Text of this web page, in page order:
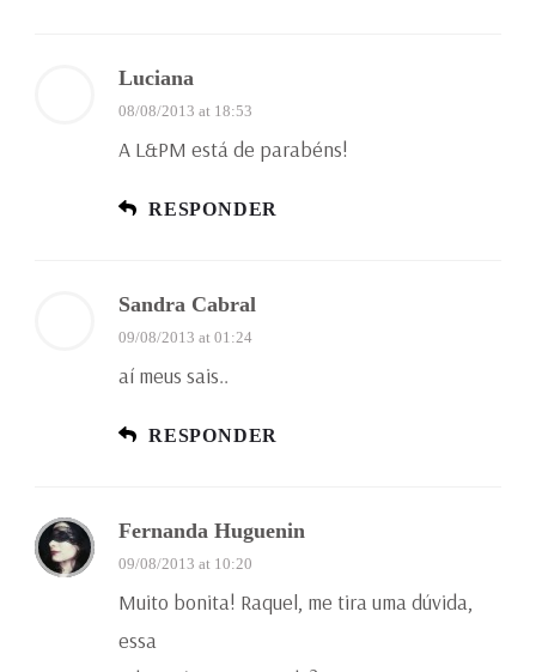
Luciana
08/08/2013 at 18:53
A L&PM está de parabéns!
RESPONDER
Sandra Cabral
09/08/2013 at 01:24
aí meus sais..
RESPONDER
Fernanda Huguenin
09/08/2013 at 10:20
Muito bonita! Raquel, me tira uma dúvida,
essa